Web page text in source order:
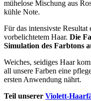
mühelose Mischung aus
kühle Note.
Für das intensivste
vorbelichtetem Haar. Die
Simulation des Farbtons
Weiches, seidiges Haar
all unsere Farben eine
ersten Anwendung nährt.
Teil unserer Violett-